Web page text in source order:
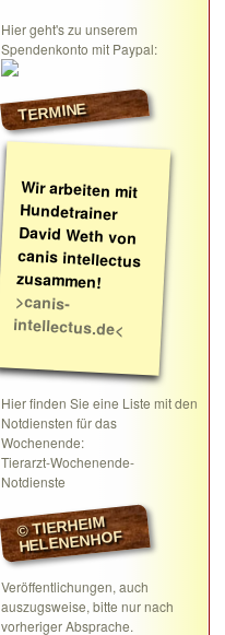
Hier geht's zu unserem
Spendenkonto mit Paypal:
TERMINE
Wir arbeiten mit
Hundetrainer
David Weth von
canis intellectus
zusammen!
>canis-
intellectus.de<
Hier finden Sie eine Liste mit den
Notdiensten für das
Wochenende:
Tierarzt-Wochenende-
Notdienste
© TIERHEIM
HELENENHOF
Veröffentlichungen, auch
auszugsweise, bitte nur nach
vorheriger Absprache.